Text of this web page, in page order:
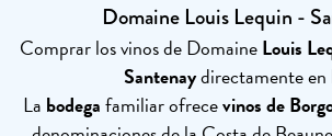
Domaine Louis Lequin -
Comprar los vinos de DomaineLouis
Santenaydirectamente en
La bodegafamiliar ofrecevinos de